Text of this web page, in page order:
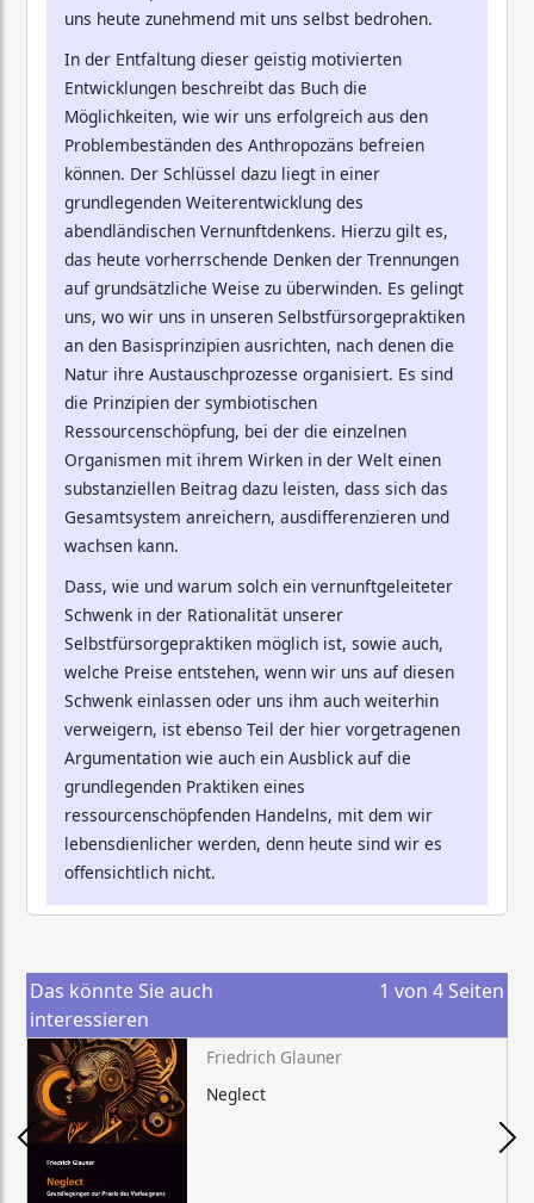
uns heute zunehmend mit uns selbst bedrohen.
In der Entfaltung dieser geistig motivierten
Entwicklungen beschreibt das Buch die
Möglichkeiten, wie wir uns erfolgreich aus den
Problembeständen des Anthropozäns befreien
können. Der Schlüssel dazu liegt in einer
grundlegenden Weiterentwicklung des
abendländischen Vernunftdenkens. Hierzu gilt es,
das heute vorherrschende Denken der Trennungen
auf grundsätzliche Weise zu überwinden. Es gelingt
uns, wo wir uns in unseren Selbstfürsorgepraktiken
an den Basisprinzipien ausrichten, nach denen die
Natur ihre Austauschprozesse organisiert. Es sind
die Prinzipien der symbiotischen
Ressourcenschöpfung, bei der die einzelnen
Organismen mit ihrem Wirken in der Welt einen
substanziellen Beitrag dazu leisten, dass sich das
Gesamtsystem anreichern, ausdifferenzieren und
wachsen kann.
Dass, wie und warum solch ein vernunftgeleiteter
Schwenk in der Rationalität unserer
Selbstfürsorgepraktiken möglich ist, sowie auch,
welche Preise entstehen, wenn wir uns auf diesen
Schwenk einlassen oder uns ihm auch weiterhin
verweigern, ist ebenso Teil der hier vorgetragenen
Argumentation wie auch ein Ausblick auf die
grundlegenden Praktiken eines
ressourcenschöpfenden Handelns, mit dem wir
lebensdienlicher werden, denn heute sind wir es
offensichtlich nicht.
Das könnte Sie auch
interessieren
1 von 4 Seiten
Friedrich Glauner
Neglect